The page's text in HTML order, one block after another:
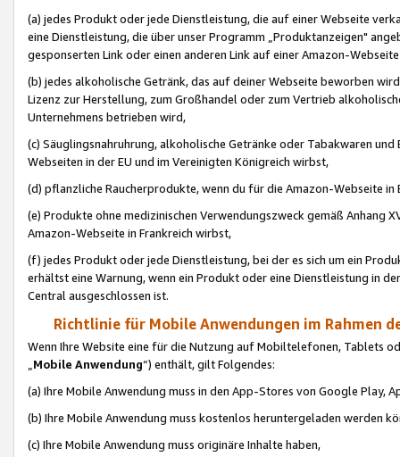
(a) jedes Produkt oder jede Dienstleistung, die auf einer Webseite
eine Dienstleistung, die über unser Programm „Produktanzeigen"
gesponserten Link oder einen anderen Link auf einer Amazon-
(b) jedes alkoholische Getränk, das auf deiner Webseite beworben
Lizenz zur Herstellung, zum Großhandel oder zum Vertrieb
Unternehmens betrieben wird,
(c) Säuglingsnahruhrung, alkoholische Getränke oder Tabakwaren
Webseiten in der EU und im Vereinigten Königreich wirbst,
(d) pflanzliche Raucherprodukte, wenn du für die Amazon-Webseite in
(e) Produkte ohne medizinischen Verwendungszweck gemäß Anhang
Amazon-Webseite in Frankreich wirbst,
(f) jedes Produkt oder jede Dienstleistung, bei der es sich um ein
erhältst eine Warnung, wenn ein Produkt oder eine Dienstleistung in
Central ausgeschlossen ist.
Richtlinie für Mobile Anwendungen im Rahmen
Wenn Ihre Website eine für die Nutzung auf Mobiltelefonen, Tablets
„Mobile Anwendung“) enthält, gilt Folgendes:
(a) Ihre Mobile Anwendung muss in den App-Stores von Google Play,
(b) Ihre Mobile Anwendung muss kostenlos heruntergeladen werden
(c) Ihre Mobile Anwendung muss originäre Inhalte haben,